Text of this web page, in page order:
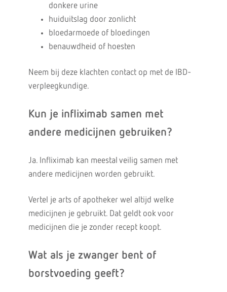
donkere urine
huiduitslag door zonlicht
bloedarmoede of bloedingen
benauwdheid of hoesten
Neem bij deze klachten contact op met de IBD-
verpleegkundige.
Kun je infliximab samen met
andere medicijnen gebruiken?
Ja. Infliximab kan meestal veilig samen met
andere medicijnen worden gebruikt.
Vertel je arts of apotheker wel altijd welke
medicijnen je gebruikt. Dat geldt ook voor
medicijnen die je zonder recept koopt.
Wat als je zwanger bent of
borstvoeding geeft?